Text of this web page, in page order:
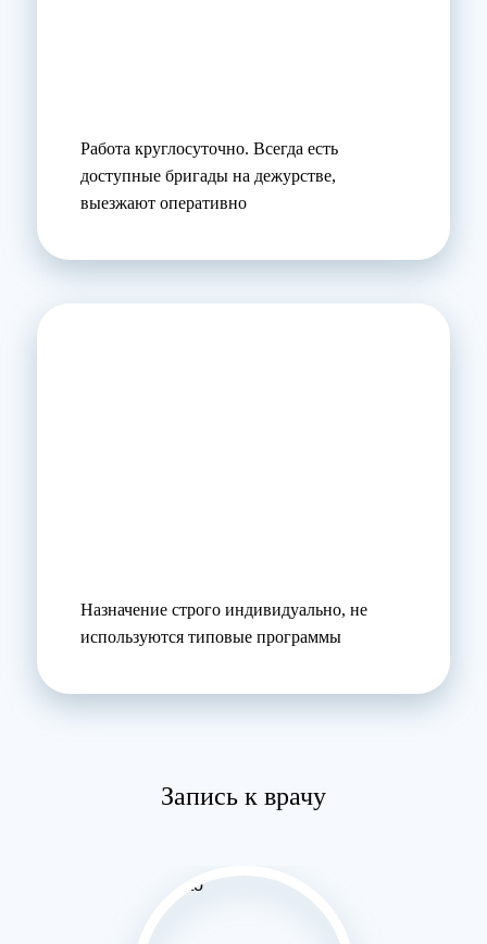
Работа круглосуточно. Всегда есть
доступные бригады на дежурстве,
выезжают оперативно
Назначение строго индивидуально, не
используются типовые программы
Запись к врачу